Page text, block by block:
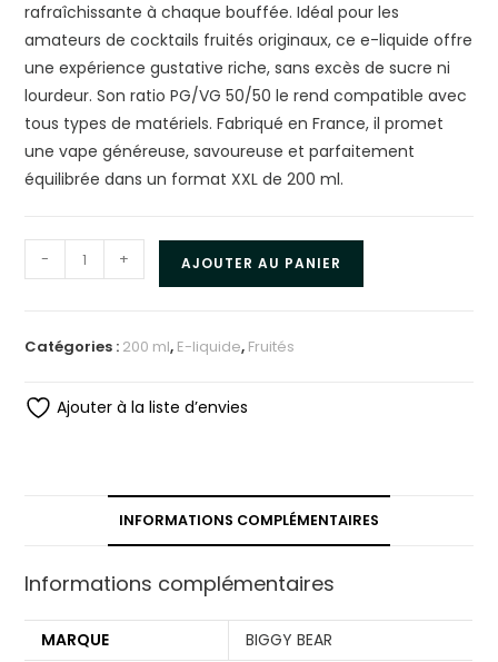
rafraîchissante à chaque bouffée. Idéal pour les
amateurs de cocktails fruités originaux, ce e-liquide offre
une expérience gustative riche, sans excès de sucre ni
lourdeur. Son ratio PG/VG 50/50 le rend compatible avec
tous types de matériels. Fabriqué en France, il promet
une vape généreuse, savoureuse et parfaitement
équilibrée dans un format XXL de 200 ml.
- + AJOUTER AU PANIER
Catégories : 200 ml, E-liquide, Fruités
Ajouter à la liste d’envies
INFORMATIONS COMPLÉMENTAIRES
Informations complémentaires
MARQUE BIGGY BEAR